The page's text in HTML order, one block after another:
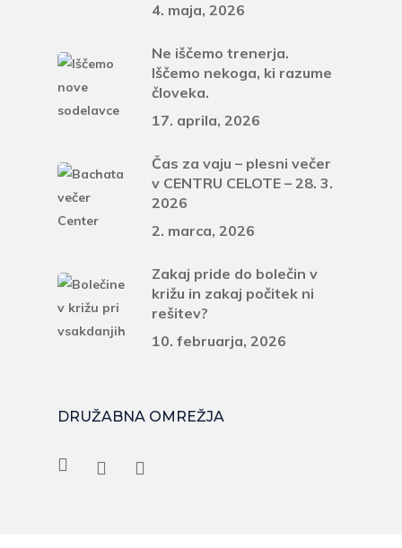
4. maja, 2026
Ne iščemo trenerja.
Iščemo nekoga, ki razume
človeka.
17. aprila, 2026
Čas za vaju – plesni večer
v CENTRU CELOTE – 28. 3.
2026
2. marca, 2026
Zakaj pride do bolečin v
križu in zakaj počitek ni
rešitev?
10. februarja, 2026
DRUŽABNA OMREŽJA